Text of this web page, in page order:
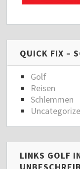
QUICK FIX –
Golf
Reisen
Schlemmen
LINKS GOLF